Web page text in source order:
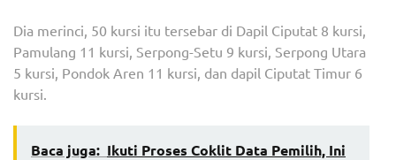
Dia merinci, 50 kursi itu tersebar di Dapil Ciputat 8 kursi,
Pamulang 11 kursi, Serpong-Setu 9 kursi, Serpong Utara
5 kursi, Pondok Aren 11 kursi, dan dapil Ciputat Timur 6
kursi.
Baca juga: Ikuti Proses Coklit Data Pemilih, Ini